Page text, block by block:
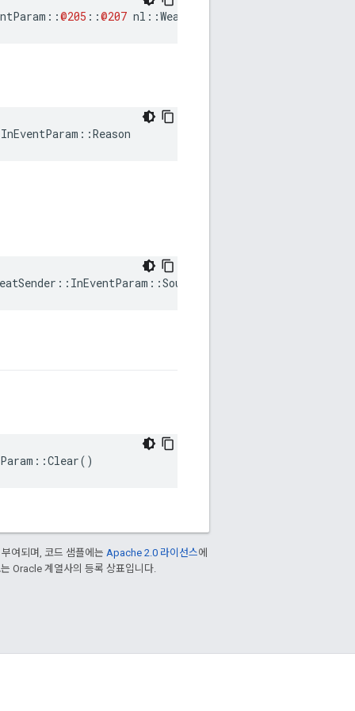
::@205 ::@207 nl ::Weave
여되며, 코드 샘플에는 Apache 2.0 라이선스에
Oracle 계열사의 등록 상표입니다.